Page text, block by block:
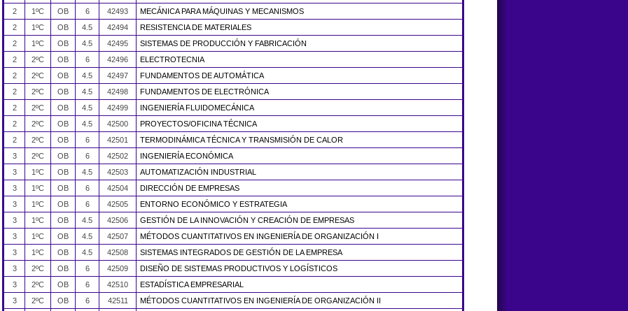
2
1ºC OB 6 42493
MECÁNICA PARA MÁQUINAS Y MECANISMOS
2
1ºC OB 4.5 42494
RESISTENCIA DE MATERIALES
2
1ºC OB 4.5 42495
SISTEMAS DE PRODUCCIÓN Y FABRICACIÓN
2
2ºC OB 6 42496
ELECTROTECNIA
2
2ºC OB 4.5 42497
FUNDAMENTOS DE AUTOMÁTICA
2
2ºC OB 4.5 42498
FUNDAMENTOS DE ELECTRÓNICA
2
2ºC OB 4.5 42499
INGENIERÍA FLUIDOMECÁNICA
2
2ºC OB 4.5 42500
PROYECTOS/OFICINA TÉCNICA
2
2ºC OB 6 42501
TERMODINÁMICA TÉCNICA Y TRANSMISIÓN DE CALOR
3
2ºC OB 6 42502
INGENIERÍA ECONÓMICA
3
1ºC OB 4.5 42503
AUTOMATIZACIÓN INDUSTRIAL
3
1ºC OB 6 42504
DIRECCIÓN DE EMPRESAS
3
1ºC OB 6 42505
ENTORNO ECONÓMICO Y ESTRATEGIA
3
1ºC OB 4.5 42506
GESTIÓN DE LA INNOVACIÓN Y CREACIÓN DE EMPRESAS
3
1ºC OB 4.5 42507
MÉTODOS CUANTITATIVOS EN INGENIERÍA DE ORGANIZACIÓN I
3
1ºC OB 4.5 42508
SISTEMAS INTEGRADOS DE GESTIÓN DE LA EMPRESA
3
2ºC OB 6 42509
DISEÑO DE SISTEMAS PRODUCTIVOS Y LOGÍSTICOS
3
2ºC OB 6 42510
ESTADÍSTICA EMPRESARIAL
3
2ºC OB 6 42511
MÉTODOS CUANTITATIVOS EN INGENIERÍA DE ORGANIZACIÓN II